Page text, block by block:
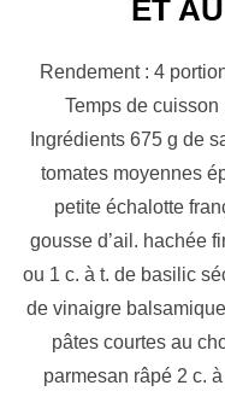
ET
Rendement : 4
Temps de
Ingrédients 675 g de
tomates moyennes
petite échalotte
gousse d’ail. hachée
ou 1 c. à t. de basilic
de vinaigre
pâtes courtes au
parmesan râpé 2 c.